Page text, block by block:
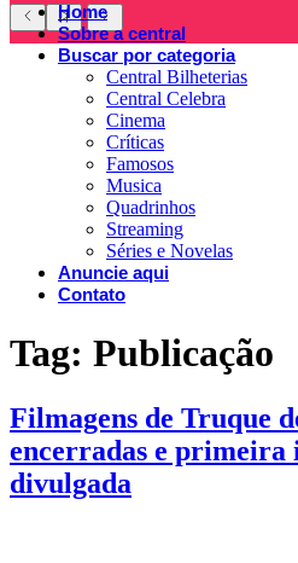
Home
Sobre a central
Buscar por categoria
Central Bilheterias
Central Celebra
Cinema
Críticas
Famosos
Musica
Quadrinhos
Streaming
Séries e Novelas
Anuncie aqui
Contato
Tag: Publicação
Filmagens de Truque
encerradas e primeira
divulgada